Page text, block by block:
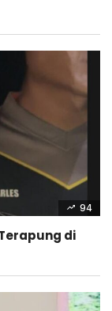
94
di